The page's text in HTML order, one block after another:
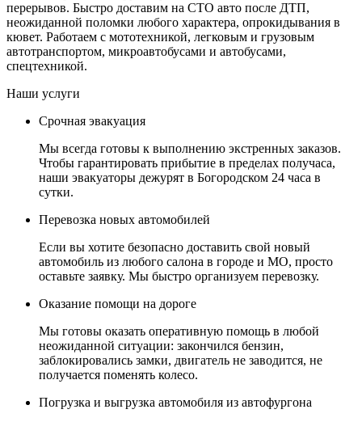
перерывов. Быстро доставим на СТО авто после ДТП,
неожиданной поломки любого характера, опрокидывания в
кювет. Работаем с мототехникой, легковым и грузовым
автотранспортом, микроавтобусами и автобусами,
спецтехникой.
Наши услуги
Срочная эвакуация
Мы всегда готовы к выполнению экстренных заказов.
Чтобы гарантировать прибытие в пределах получаса,
наши эвакуаторы дежурят в Богородском 24 часа в
сутки.
Перевозка новых автомобилей
Если вы хотите безопасно доставить свой новый
автомобиль из любого салона в городе и МО, просто
оставьте заявку. Мы быстро организуем перевозку.
Оказание помощи на дороге
Мы готовы оказать оперативную помощь в любой
неожиданной ситуации: закончился бензин,
заблокировались замки, двигатель не заводится, не
получается поменять колесо.
Погрузка и выгрузка автомобиля из автофургона